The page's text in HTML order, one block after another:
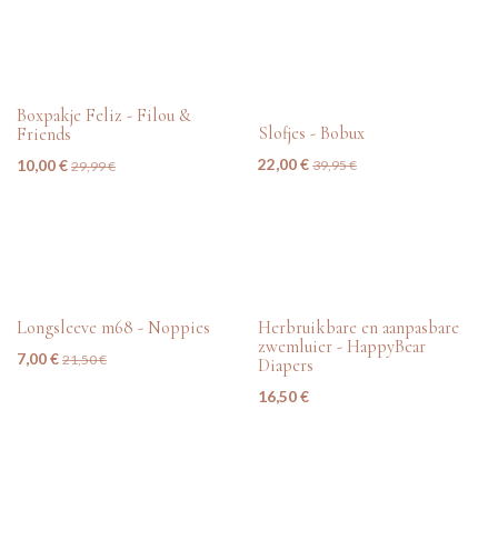
tweedehands
Boxpakje Feliz - Filou &
Friends
10,00€ 29,99€
tweedehands
Slofjes - Bobux
22,00€ 39,95€
tweedehands
Longsleeve m68 - Noppies
7,00€ 21,50€
Herbruikbare en aanpasbare
zwemluier - HappyBear
Diapers
16,50€